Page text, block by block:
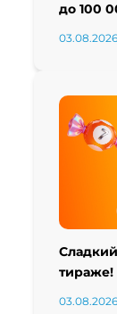
до 100
03.08.2026
тираже!
03.08.2026